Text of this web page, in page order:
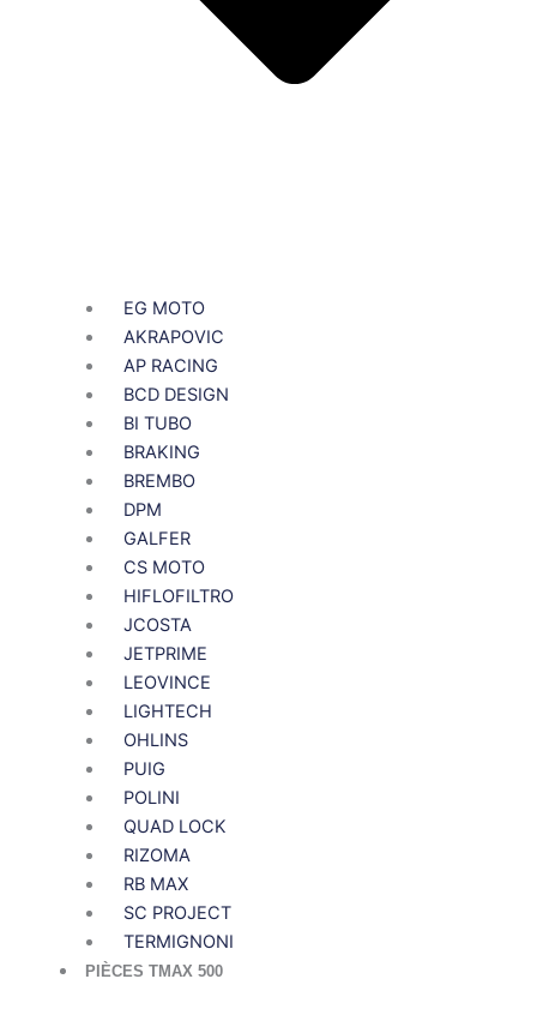
EG MOTO
AKRAPOVIC
AP RACING
BCD DESIGN
BI TUBO
BRAKING
BREMBO
DPM
GALFER
CS MOTO
HIFLOFILTRO
JCOSTA
JETPRIME
LEOVINCE
LIGHTECH
OHLINS
PUIG
POLINI
QUAD LOCK
RIZOMA
RB MAX
SC PROJECT
TERMIGNONI
PIÈCES TMAX 500